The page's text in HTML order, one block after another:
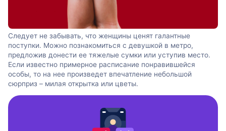
Следует не забывать, что женщины ценят галантные
поступки. Можно познакомиться с девушкой в метро,
предложив донести ее тяжелые сумки или уступив место.
Если известно примерное расписание понравившейся
особы, то на нее произведет впечатление небольшой
сюрприз – милая открытка или цветы.